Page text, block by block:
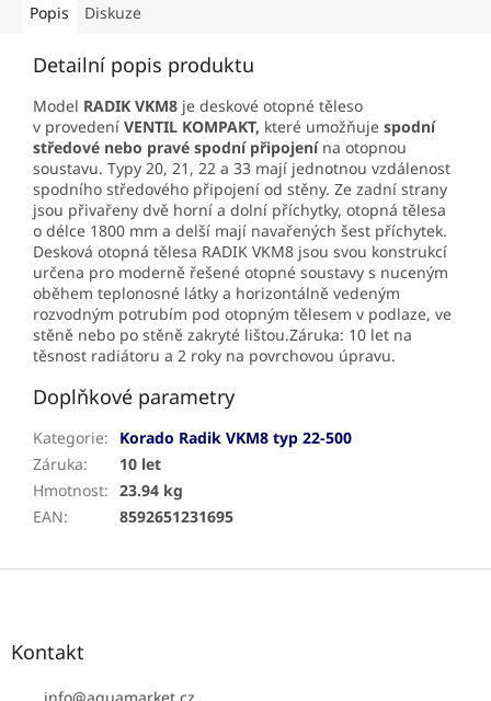
Popis Diskuze
Detailní popis produktu
Model RADIK VKM8 je deskové otopné těleso
v provedení VENTIL KOMPAKT, které umožňuje spodní
středové nebo pravé spodní připojenína otopnou
soustavu. Typy 20, 21, 22 a 33 mají jednotnou vzdálenost
spodního středového připojení od stěny. Ze zadní strany
jsou přivařeny dvě horní a dolní příchytky, otopná tělesa
o délce 1800 mm a delší mají navařených šest příchytek.
Desková otopná tělesa RADIK VKM8 jsou svou konstrukcí
určena pro moderně řešené otopné soustavy s nuceným
oběhem teplonosné látky a horizontálně vedeným
rozvodným potrubím pod otopným tělesem v podlaze, ve
stěně nebo po stěně zakryté lištou.Záruka: 10 let na
těsnost radiátoru a 2 roky na povrchovou úpravu.
Doplňkové parametry
Kategorie:
Korado Radik VKM8 typ 22-500
Záruka:
10 let
Hmotnost: 23.94 kg
EAN: 8592651231695
Z
Kontakt
info@aquamarket.cz